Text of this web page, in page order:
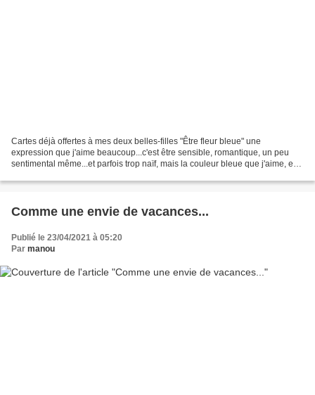
Cartes déjà offertes à mes deux belles-filles "Être fleur bleue" une
expression que j'aime beaucoup...c'est être sensible, romantique, un peu
sentimental même...et parfois trop naïf, mais la couleur bleue que j'aime, est
Comme une envie de vacances...
Publié le 23/04/2021 à 05:20
Par manou